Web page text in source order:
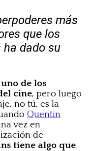
más
que los
ha dado su
uno de los
cine, pero luego
no tú, es la
Quentin
vez en
de
tiene algo que